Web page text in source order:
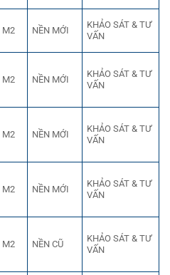
M2 NỀN MỚI
KHẢO SÁT & TƯ
VẤN
M2 NỀN MỚI
KHẢO SÁT & TƯ
VẤN
M2 NỀN MỚI
KHẢO SÁT & TƯ
VẤN
M2 NỀN MỚI
KHẢO SÁT & TƯ
VẤN
M2 NỀN CŨ
KHẢO SÁT & TƯ
VẤN